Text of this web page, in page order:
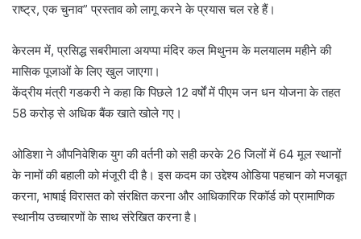
राष्ट्र, एक चुनाव” प्रस्ताव को लागू करने के प्रयास चल रहे हैं।
केरलम में, प्रसिद्ध सबरीमाला अयप्पा मंदिर कल मिथुनम के मलयालम महीने की
मासिक पूजाओं के लिए खुल जाएगा।
केंद्रीय मंत्री गडकरी ने कहा कि पिछले 12 वर्षों में पीएम जन धन योजना के तहत
58 करोड़ से अधिक बैंक खाते खोले गए।
ओडिशा ने औपनिवेशिक युग की वर्तनी को सही करके 26 जिलों में 64 मूल स्थानों
के नामों की बहाली को मंजूरी दी है। इस कदम का उद्देश्य ओडिया पहचान को मजबूत
करना, भाषाई विरासत को संरक्षित करना और आधिकारिक रिकॉर्ड को प्रामाणिक
स्थानीय उच्चारणों के साथ संरेखित करना है।